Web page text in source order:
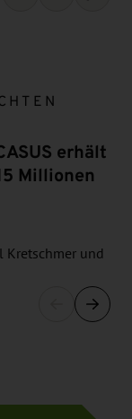
erhält
Millionen
Kretschmer und